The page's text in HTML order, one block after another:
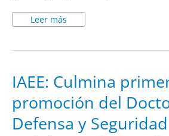
Leer más
IAEE: Culmina
promoción del
Defensa y
IAEE:
Culmina
primera
promoción
del
en
Defensa